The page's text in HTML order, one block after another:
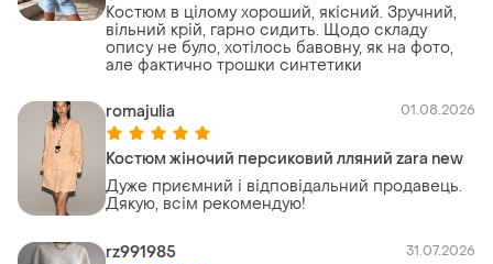
Костюм в цілому хороший, якісний. Зручний,
вільний крій, гарно сидить. Щодо складу
опису не було, хотілось бавовну, як на фото,
але фактично трошки синтетики
romajulia 01.08.2026
Костюм жіночий персиковий лляний zara new
Дуже приємний і відповідальний продавець.
Дякую, всім рекомендую!
rz991985 31.07.2026